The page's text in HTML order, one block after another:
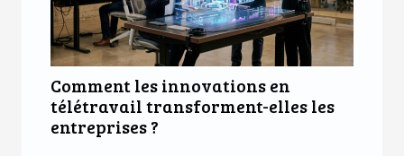
Comment les innovations en
télétravail transforment-elles les
entreprises ?